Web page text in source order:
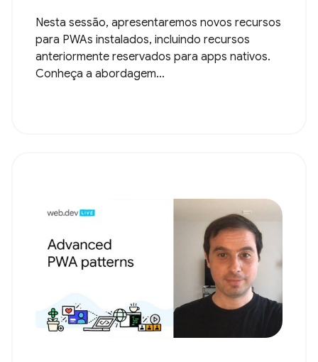
Nesta sessão, apresentaremos novos recursos
para PWAs instalados, incluindo recursos
anteriormente reservados para apps nativos.
Conheça a abordagem...